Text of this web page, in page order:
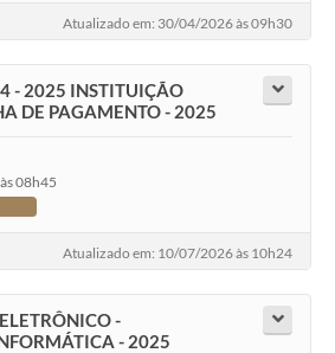
Atualizado em: 30/04/2026 às 09h30
- 2025 INSTITUIÇÃO
DE PAGAMENTO - 2025
08h45
Atualizado em: 10/07/2026 às 10h24
-
- 2025